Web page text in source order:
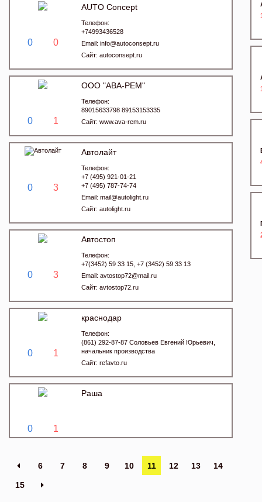
0 0
AUTO Concept
Телефон:
+74993436528
Email: info@autoconsept.ru
Сайт: autoconsept.ru
0 1
ООО "АВА-РЕМ"
Телефон:
89015633798 89153153335
Сайт: www.ava-rem.ru
0 3
Автолайт
Телефон:
+7 (495) 921-01-21
+7 (495) 787-74-74
Email: mail@autolight.ru
Сайт: autolight.ru
0 3
Автостоп
Телефон:
+7(3452) 59 33 15, +7 (3452) 59 33 13
Email: avtostop72@mail.ru
Сайт: avtostop72.ru
0 1
краснодар
Телефон:
(861) 292-87-87 Соловьев Евгений Юрьевич,
начальник производства
Сайт: refavto.ru
0 1
Раша
6 7 8 9 10 11 12 13 14
15